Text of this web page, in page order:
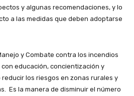
y algunas recomendaciones, y lo
a las medidas que deben adoptarse
y Combate contra los incendios
educación, concientización y
los riesgos en zonas rurales y
Es la manera de disminuir el número